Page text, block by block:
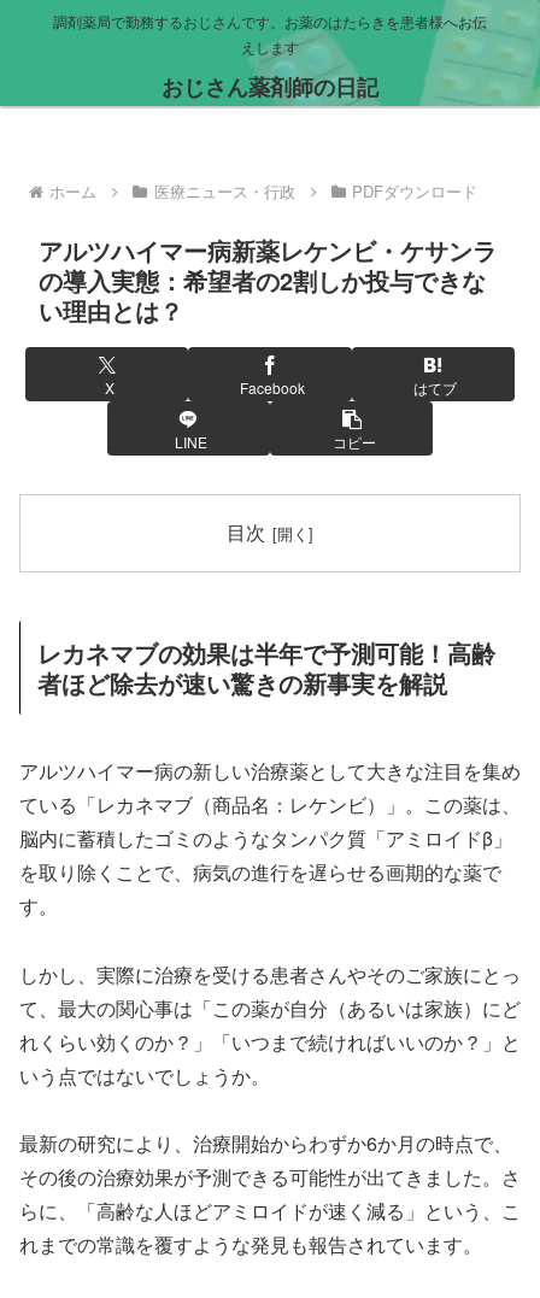
調剤薬局で勤務するおじさんです。お薬のはたらきを患者様へお伝
えします
おじさん薬剤師の日記
ホーム 医療ニュース・行政 PDFダウンロード
アルツハイマー病新薬レケンビ・ケサンラ
の導入実態：希望者の2割しか投与できな
い理由とは？
X Facebook はてブ
LINE コピー
目次
レカネマブの効果は半年で予測可能！高齢
者ほど除去が速い驚きの新事実を解説
アルツハイマー病の新しい治療薬として大きな注目を集め
ている「レカネマブ（商品名：レケンビ）」。この薬は、
脳内に蓄積したゴミのようなタンパク質「アミロイドβ」
を取り除くことで、病気の進行を遅らせる画期的な薬で
す。
しかし、実際に治療を受ける患者さんやそのご家族にとっ
て、最大の関心事は「この薬が自分（あるいは家族）にど
れくらい効くのか？」「いつまで続ければいいのか？」と
いう点ではないでしょうか。
最新の研究により、治療開始からわずか6か月の時点で、
その後の治療効果が予測できる可能性が出てきました。さ
らに、「高齢な人ほどアミロイドが速く減る」という、こ
れまでの常識を覆すような発見も報告されています。